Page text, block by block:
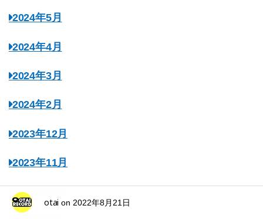
2024年5月
2024年4月
2024年3月
2024年2月
2023年12月
2023年11月
2023年10月
otai on 2022年8月21日